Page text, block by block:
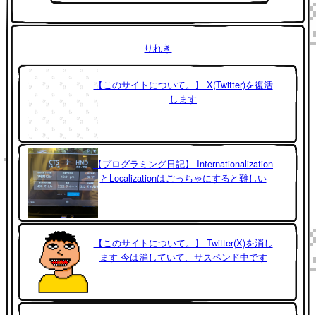
りれき
【このサイトについて。】 X(Twitter)を復活
します
【プログラミング日記】 Internationalization
とLocalizationはごっちゃにすると難しい
【このサイトについて。】 Twitter(X)を消し
ます 今は消していて、サスペンド中です